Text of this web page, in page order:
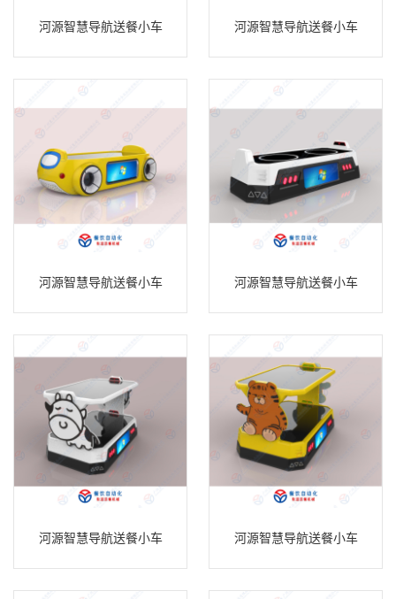
河源智慧导航送餐小车 河源智慧导航送餐小车
河源智慧导航送餐小车 河源智慧导航送餐小车
河源智慧导航送餐小车 河源智慧导航送餐小车